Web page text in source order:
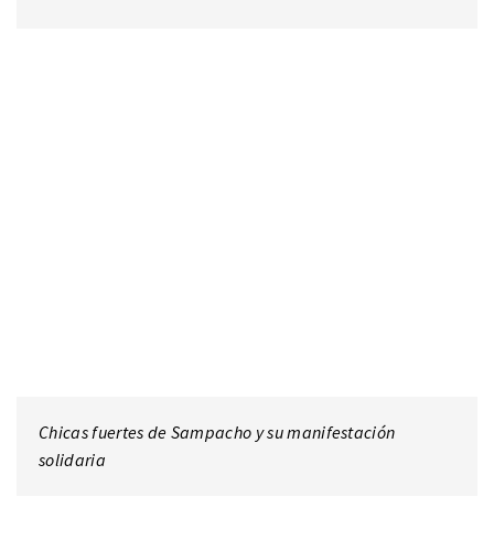
Chicas fuertes de Sampacho y su manifestación
solidaria